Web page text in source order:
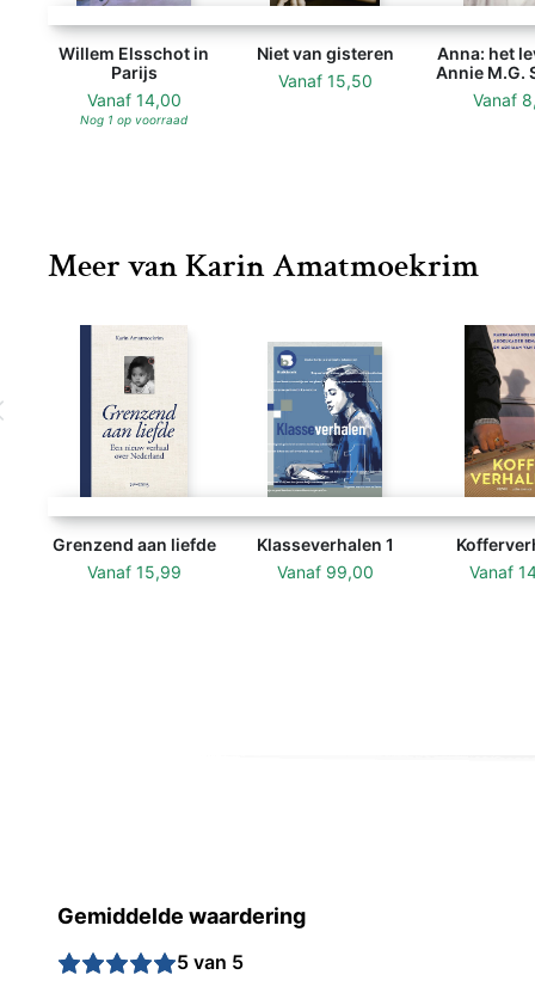
Willem Elsschot in
Parijs
Vanaf 14,00
Nog 1 op voorraad
Niet van gisteren
Vanaf 15,50
Anna: het
Annie M.G.
Vanaf
Meer van Karin Amatmoekrim
Grenzend aan liefde
Vanaf 15,99
Klasseverhalen 1
Vanaf 99,00
Vanaf
Gemiddelde waardering
5 van 5